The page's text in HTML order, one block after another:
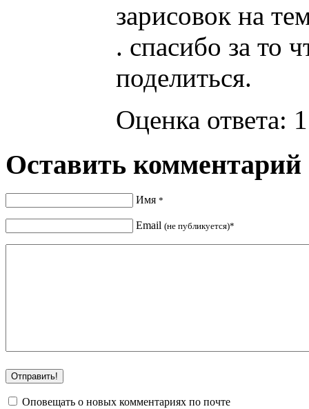
зарисовок на
. спасибо за то
поделиться.
Оценка ответа:
Оставить комментарий
Имя *
Email (не публикуется)*
Оповещать о новых комментариях по почте